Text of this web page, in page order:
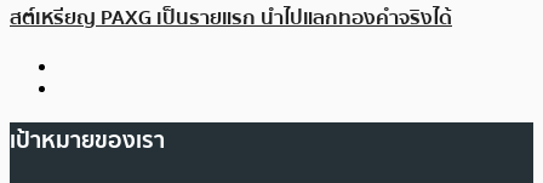
สต์เหรียญ PAXG เป็นรายแรก นำไปแลกทองคำจริงได้
เป้าหมายของเรา